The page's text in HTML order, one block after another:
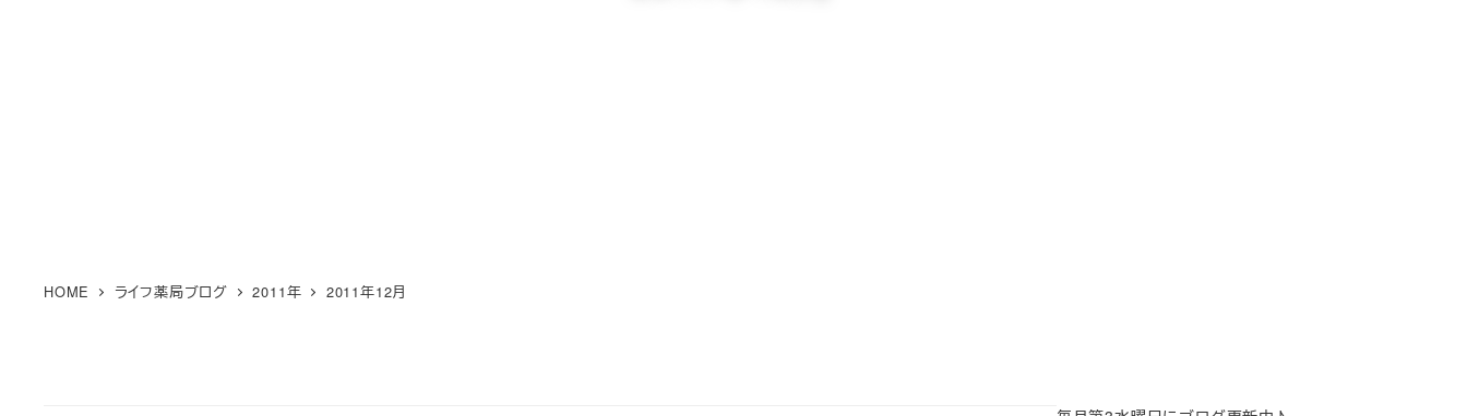
HOME ライフ薬局ブログ 2011年 2011年12月